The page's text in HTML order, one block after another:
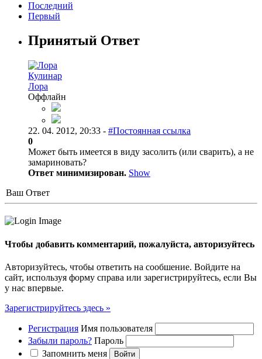
Последний
Первый
Принятый Ответ
Кулинар
Лора
Оффлайн
22. 04. 2012, 20:33 - #Постоянная ссылка
0
Может быть имеется в виду засолить (или сварить), а не
замариновать?
Ответ минимизирован. Show
Ваш Ответ
Чтобы добавить комментарий, пожалуйста, авторизуйтесь
Авторизуйтесь, чтобы ответить на сообшение. Войдите на
сайт, используя форму справа или зарегистрируйтесь, если Вы
у нас впервые.
Зарегистрируйтесь здесь »
Регистрация Имя пользователя
Забыли пароль? Пароль
Запомнить меня